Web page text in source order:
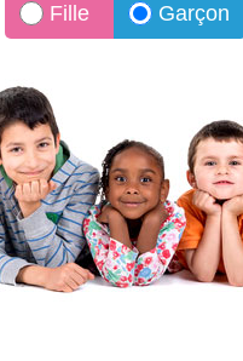
Fille Garçon